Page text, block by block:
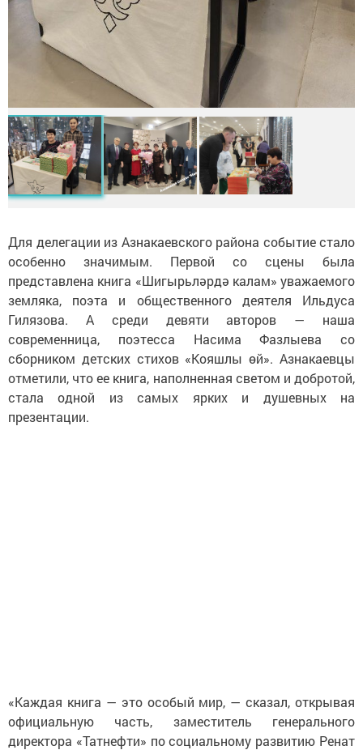
Для делегации из Азнакаевского района событие стало
особенно значимым. Первой со сцены была
представлена книга «Шигырьләрдә калам» уважаемого
земляка, поэта и общественного деятеля Ильдуса
Гилязова. А среди девяти авторов — наша
современница, поэтесса Насима Фазлыева со
сборником детских стихов «Кояшлы өй». Азнакаевцы
отметили, что ее книга, наполненная светом и добротой,
стала одной из самых ярких и душевных на
презентации.
«Каждая книга — это особый мир, — сказал, открывая
официальную часть, заместитель генерального
директора «Татнефти» по социальному развитию Ренат